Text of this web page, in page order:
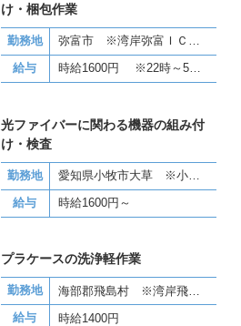
け・梱包作業
勤務地
弥富市 ※湾岸弥富ＩＣ近く
給与
時給1600円 ※22時～5時 深夜手当25％UP
光ファイバーに関わる機器の組み付
け・検査
勤務地
愛知県小牧市大草 ※小牧東ICから車で10分
給与
時給1600円～
プラケースの洗浄軽作業
勤務地
海部郡飛島村 ※湾岸飛島ＩＣ近く
給与
時給1400円